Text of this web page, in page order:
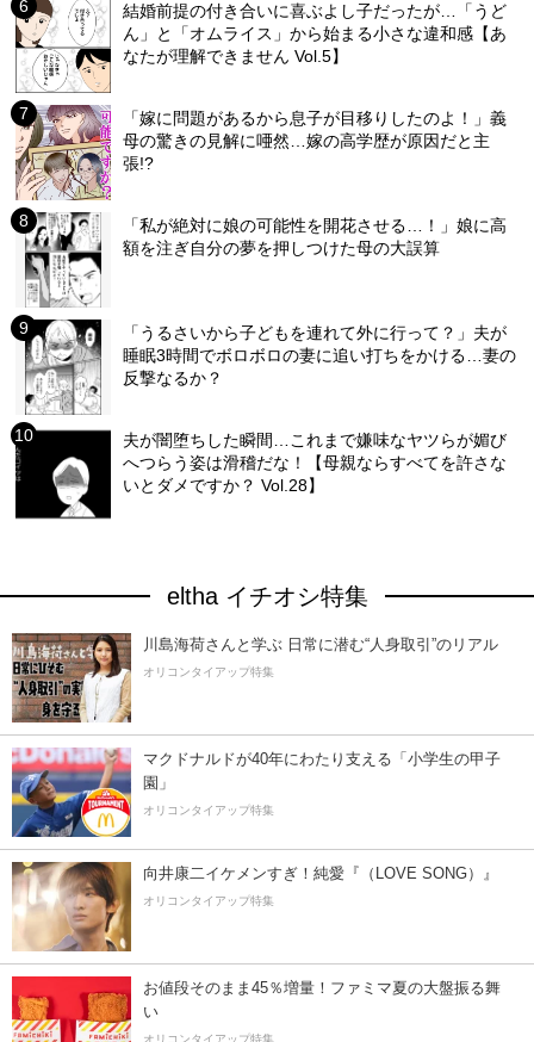
結婚前提の付き合いに喜ぶよし子だったが…「うど
ん」と「オムライス」から始まる小さな違和感【あ
なたが理解できません Vol.5】
「嫁に問題があるから息子が目移りしたのよ！」義
母の驚きの見解に唖然…嫁の高学歴が原因だと主
張!?
「私が絶対に娘の可能性を開花させる…！」娘に高
額を注ぎ自分の夢を押しつけた母の大誤算
「うるさいから子どもを連れて外に行って？」夫が
睡眠3時間でボロボロの妻に追い打ちをかける…妻の
反撃なるか？
夫が闇堕ちした瞬間…これまで嫌味なヤツらが媚び
へつらう姿は滑稽だな！【母親ならすべてを許さな
いとダメですか？ Vol.28】
eltha イチオシ特集
川島海荷さんと学ぶ 日常に潜む“人身取引”のリアル
オリコンタイアップ特集
マクドナルドが40年にわたり支える「小学生の甲子
園」
オリコンタイアップ特集
向井康二イケメンすぎ！純愛『（LOVE SONG）』
オリコンタイアップ特集
お値段そのまま45％増量！ファミマ夏の大盤振る舞
い
オリコンタイアップ特集